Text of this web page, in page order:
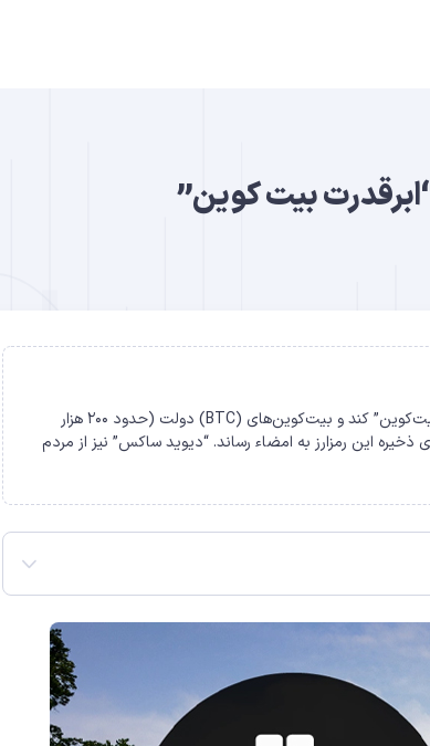
بیت‌ کوین”
“دونالد ترامپ” در اجلاس ۷ مارس ۲۰۲۵، وعده داد ایالات متحده را تبدیل به “ابرقدرت بیت‌کوین” کند و بیت‌کوین‌های (BTC) دولت (حدود ۲۰۰ هزار
این رمزارز به امضاء رساند. “دیوید ساکس” نیز از مردم